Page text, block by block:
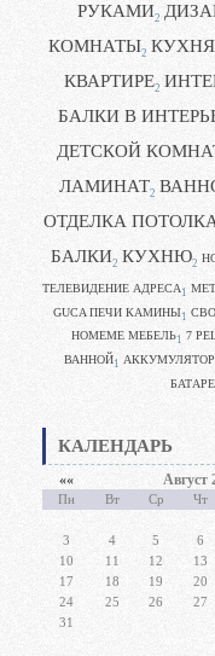
РУКАМИ2
КОМНАТЫ2
КВАРТИРЕ2
БАЛКИ В
ДЕТСКОЙ
ЛАМИНАТ2
ОТДЕЛКА
БАЛКИ2 КУХНЮ2
ТЕЛЕВИДЕНИЕ АДРЕСА 1
GUCA ПЕЧИ КАМИНЫ1
HOMEME МЕБЕЛЬ1 7
ВАННОЙ1
КАЛЕНДАРЬ
«« Август
Пн Вт Ср Чт
3
4 5 6
10
11 12 13
17
18 19 20
24
25 26 27
31